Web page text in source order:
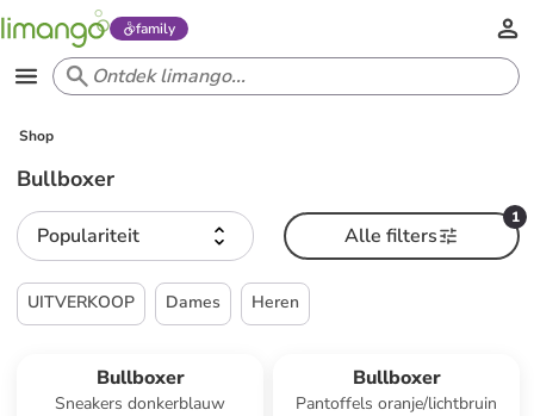
family
Shop
Bullboxer
Populariteit
1
Alle filters
UITVERKOOP Dames Heren
Bullboxer
Sneakers donkerblauw
Bullboxer
Pantoffels oranje/lichtbruin